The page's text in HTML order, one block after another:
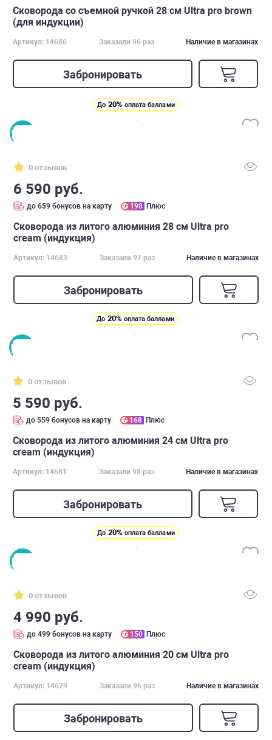
Сковорода со съемной ручкой 28 см Ultra pro brown
(для индукции)
Артикул: 14686 Заказали 96 раз Наличие в магазинах
Забронировать
До 20% оплата баллами
0 отзывов
6 590 руб.
до 659 бонусов на карту 198 Плюс
Сковорода из литого алюминия 28 см Ultra pro
cream (индукция)
Артикул: 14683 Заказали 97 раз Наличие в магазинах
Забронировать
До 20% оплата баллами
0 отзывов
5 590 руб.
до 559 бонусов на карту 168 Плюс
Сковорода из литого алюминия 24 см Ultra pro
cream (индукция)
Артикул: 14681 Заказали 98 раз Наличие в магазинах
Забронировать
До 20% оплата баллами
0 отзывов
4 990 руб.
до 499 бонусов на карту 150 Плюс
Сковорода из литого алюминия 20 см Ultra pro
cream (индукция)
Артикул: 14679 Заказали 96 раз Наличие в магазинах
Забронировать